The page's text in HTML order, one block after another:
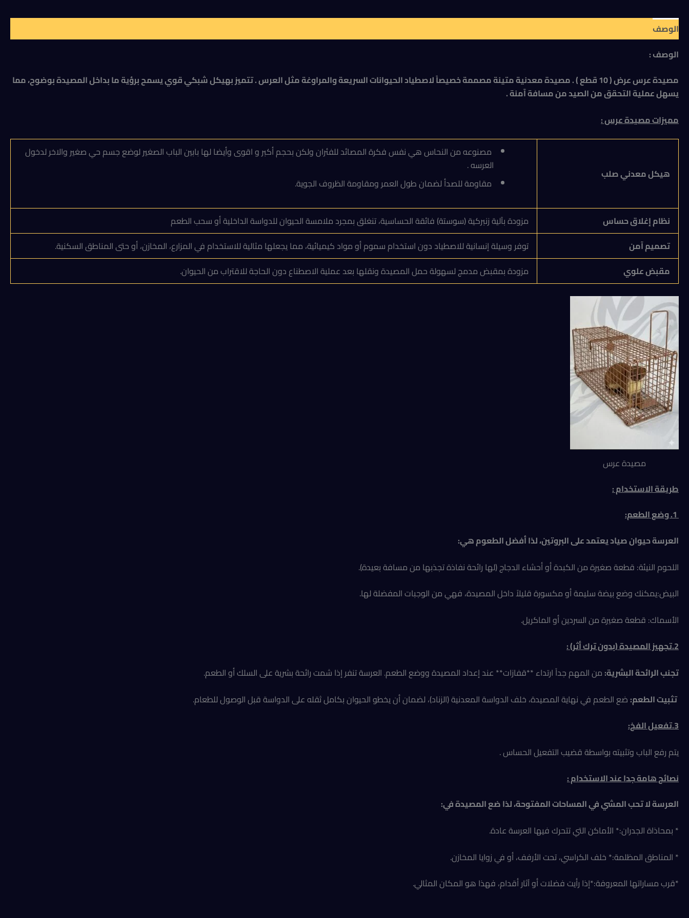
الوصف
الوصف :
مصيدة عرس عرض ( 10 قطع ) . مصيدة معدنية متينة مصممة خصيصاً لاصطياد الحيوانات السريعة والمراوغة مثل العرس . تتميز بهيكل شبكي قوي يسمح برؤية ما بداخل المصيدة بوضوح، مما
يسهل عملية التحقق من الصيد من مسافة آمنة .
مميزات مصيدة عرس :
هيكل معدني صلب
مصنوعه من النحاس هي نفس فكرة المصائد للفئران ولكن بحجم أكبر و اقوى وأيضا لها بابين الباب الصغير لوضع جسم حي صغير والاخر لدخول
العرسه .
مقاومة للصدأ لضمان طول العمر ومقاومة الظروف الجوية.
نظام إغلاق حساس
مزودة بآلية زنبركية (سوستة) فائقة الحساسية، تنغلق بمجرد ملامسة الحيوان للدواسة الداخلية أو سحب الطعم
تصميم آمن
توفر وسيلة إنسانية للاصطياد دون استخدام سموم أو مواد كيميائية، مما يجعلها مثالية للاستخدام في المزارع، المخازن، أو حتى المناطق السكنية.
مقبض علوي
مزودة بمقبض مدمج لسهولة حمل المصيدة ونقلها بعد عملية الاصطناع دون الحاجة للاقتراب من الحيوان.
مصيدة عرس
طريقة الاستخدام :
1. وضع الطعم:
العرسة حيوان صياد يعتمد على البروتين، لذا أفضل الطعوم هي:
اللحوم النيئة: قطعة صغيرة من الكبدة أو أحشاء الدجاج (لها رائحة نفاذة تجذبها من مسافة بعيدة).
البيض:يمكنك وضع بيضة سليمة أو مكسورة قليلاً داخل المصيدة، فهي من الوجبات المفضلة لها.
الأسماك: قطعة صغيرة من السردين أو الماكريل.
2.تجهيز المصيدة (بدون ترك أثر) :
تجنب الرائحة البشرية: من المهم جداً ارتداء **قفازات** عند إعداد المصيدة ووضع الطعم. العرسة تنفر إذا شمت رائحة بشرية على السلك أو الطعم.
تثبيت الطعم: ضع الطعم في نهاية المصيدة، خلف الدواسة المعدنية (الزناد)، لضمان أن يخطو الحيوان بكامل ثقله على الدواسة قبل الوصول للطعام.
3.تفعيل الفخ:
يتم رفع الباب وتثبيته بواسطة قضيب التفعيل الحساس .
نصائح هامة جدا عند الاستخدام :
العرسة لا تحب المشي في المساحات المفتوحة، لذا ضع المصيدة في:
* بمحاذاة الجدران:* الأماكن التي تتحرك فيها العرسة عادة.
* المناطق المظلمة:* خلف الكراسي، تحت الأرفف، أو في زوايا المخازن.
*قرب مساراتها المعروفة:*إذا رأيت فضلات أو آثار أقدام، فهذا هو المكان المثالي.